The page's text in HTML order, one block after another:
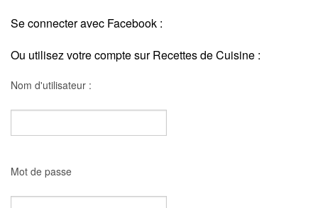
Se connecter avec Facebook :
Ou utilisez votre compte sur Recettes de Cuisine :
Nom d'utilisateur :
Mot de passe